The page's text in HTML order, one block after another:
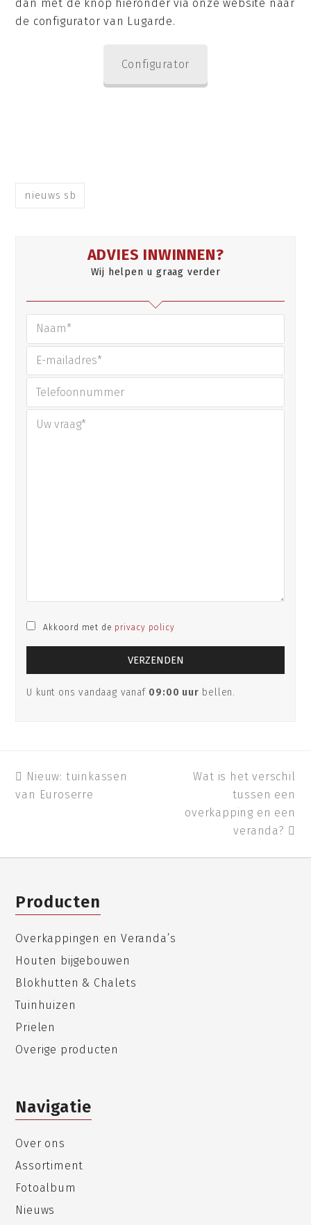
dan met de knop hieronder via onze website naar
de configurator van Lugarde.
Configurator
nieuws sb
ADVIES INWINNEN?
Wij helpen u graag verder
Akkoord met de privacy policy
U kunt ons vandaag vanaf 09:00 uur bellen.
previous
post:
Nieuw: tuinkassen
van Euroserre
next
Wat is het verschil
tussen een
overkapping en een
veranda?
Producten
Overkappingen en Veranda’s
Houten bijgebouwen
Blokhutten & Chalets
Tuinhuizen
Prielen
Overige producten
Navigatie
Over ons
Assortiment
Fotoalbum
Nieuws